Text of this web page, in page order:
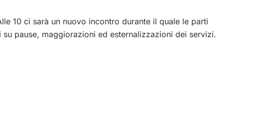
10 ci sarà un nuovo incontro durante il quale le parti
pause, maggiorazioni ed esternalizzazioni dei servizi.